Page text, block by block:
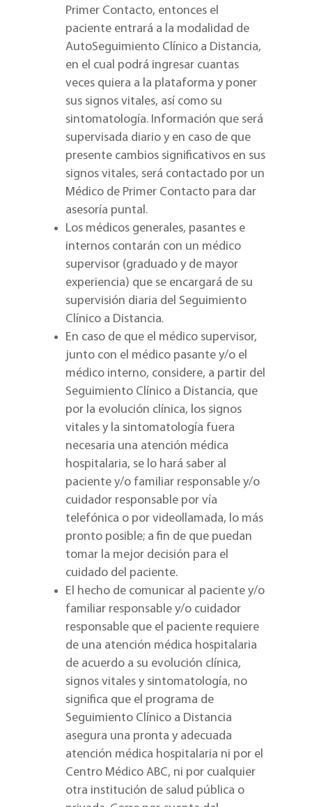
Primer Contacto, entonces el
paciente entrará a la modalidad de
AutoSeguimiento Clínico a Distancia,
en el cual podrá ingresar cuantas
veces quiera a la plataforma y poner
sus signos vitales, así como su
sintomatología. Información que será
supervisada diario y en caso de que
presente cambios significativos en sus
signos vitales, será contactado por un
Médico de Primer Contacto para dar
asesoría puntal.
Los médicos generales, pasantes e
internos contarán con un médico
supervisor (graduado y de mayor
experiencia) que se encargará de su
supervisión diaria del Seguimiento
Clínico a Distancia.
En caso de que el médico supervisor,
junto con el médico pasante y/o el
médico interno, considere, a partir del
Seguimiento Clínico a Distancia, que
por la evolución clínica, los signos
vitales y la sintomatología fuera
necesaria una atención médica
hospitalaria, se lo hará saber al
paciente y/o familiar responsable y/o
cuidador responsable por vía
telefónica o por videollamada, lo más
pronto posible; a fin de que puedan
tomar la mejor decisión para el
cuidado del paciente.
El hecho de comunicar al paciente y/o
familiar responsable y/o cuidador
responsable que el paciente requiere
de una atención médica hospitalaria
de acuerdo a su evolución clínica,
signos vitales y sintomatología, no
significa que el programa de
Seguimiento Clínico a Distancia
asegura una pronta y adecuada
atención médica hospitalaria ni por el
Centro Médico ABC, ni por cualquier
otra institución de salud pública o